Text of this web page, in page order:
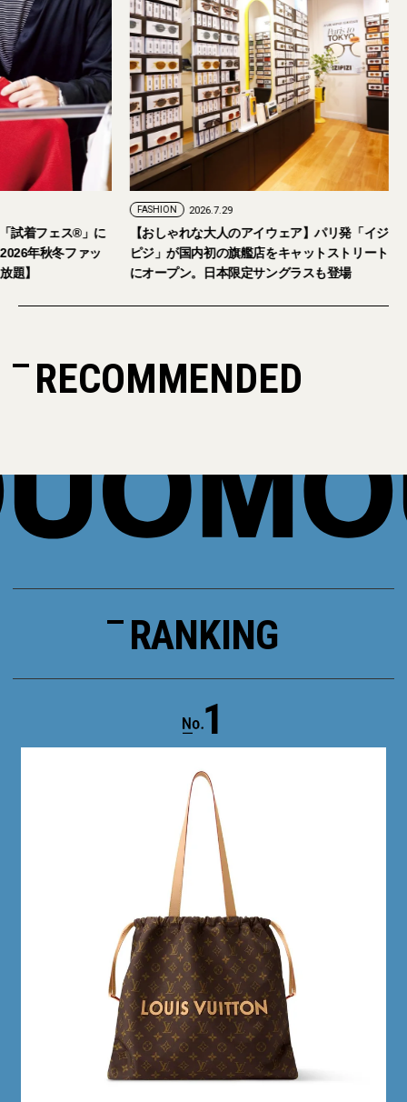
試着フェス®︎」に
年秋冬ファッ
題】
FASHION 2026.7.29
【おしゃれな大人のアイウェア】パリ発「イジ
ピジ」が国内初の旗艦店をキャットストリート
にオープン。日本限定サングラスも登場
RECOMMENDED
RANKING
1